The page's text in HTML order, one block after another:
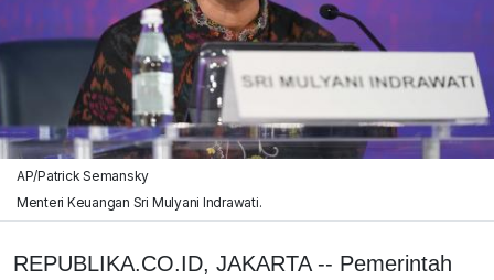
AP/Patrick Semansky
Menteri Keuangan Sri Mulyani Indrawati.
REPUBLIKA.CO.ID, JAKARTA -- Pemerintah